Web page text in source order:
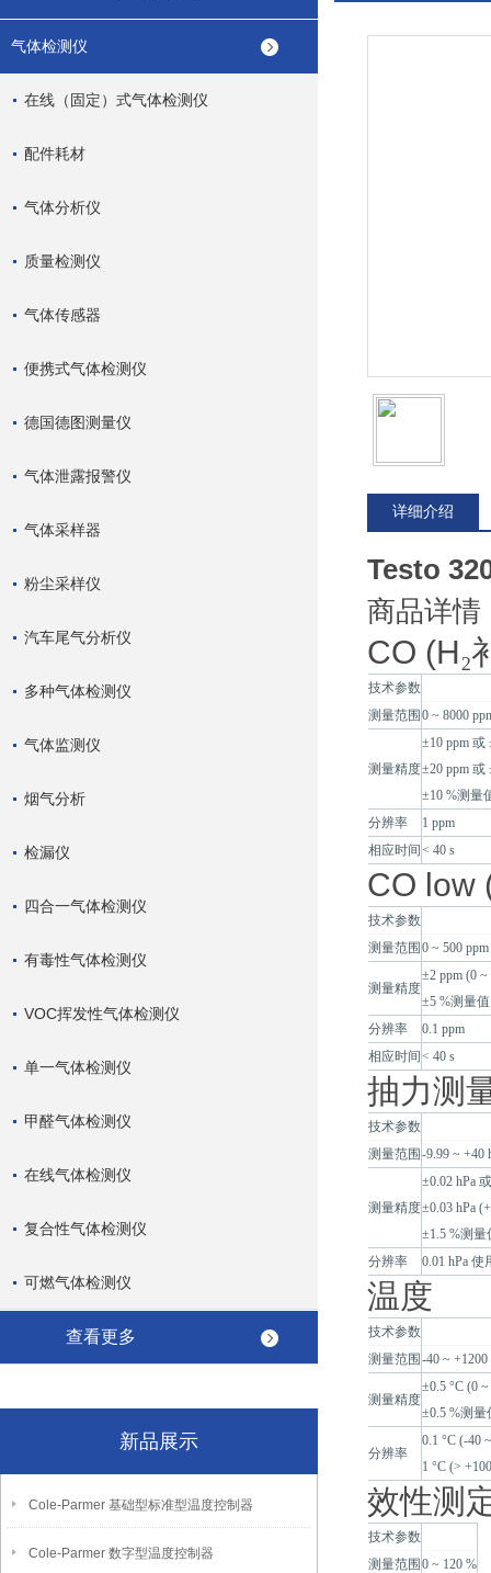
气体检测仪
在线（固定）式气体检测仪
配件耗材
气体分析仪
质量检测仪
气体传感器
便携式气体检测仪
德国德图测量仪
气体泄露报警仪
气体采样器
粉尘采样仪
汽车尾气分析仪
多种气体检测仪
气体监测仪
烟气分析
检漏仪
四合一气体检测仪
有毒性气体检测仪
VOC挥发性气体检测仪
单一气体检测仪
甲醛气体检测仪
在线气体检测仪
复合性气体检测仪
可燃气体检测仪
查看更多
新品展示
Cole-Parmer 基础型标准型温度控制器
Cole-Parmer 数字型温度控制器
详细介绍
Testo
商品详情
CO (H₂
技术参数
测量范围 0 ~ 8000
测量精度
±10 ppm 或
±20 ppm 或
±10 %测量
分辨率
1 ppm
相应时间 < 40 s
CO low
技术参数
测量范围 0 ~ 500 ppm
测量精度
±2 ppm (0 ~
±5 %测量
分辨率
0.1 ppm
相应时间 < 40 s
抽力测
技术参数
测量范围 -9.99 ~ +40
测量精度
±0.02 hPa
±0.03 hPa
±1.5 %测量
分辨率
0.01 hPa 使
温度
技术参数
测量范围 -40 ~ +1200
测量精度
±0.5 °C (0
±0.5 %测
分辨率
0.1 °C (-40
1 °C (>
效性测
技术参数
测量范围 0 ~ 120 %